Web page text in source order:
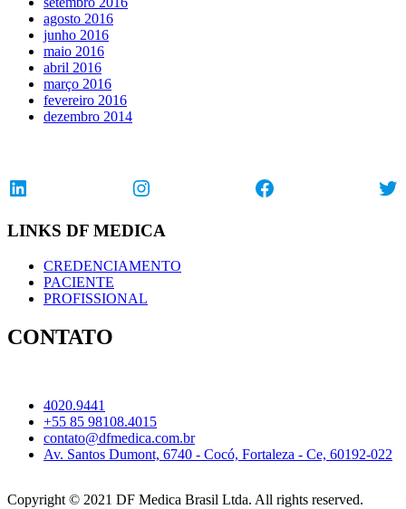
agosto 2016
junho 2016
maio 2016
abril 2016
março 2016
fevereiro 2016
dezembro 2014
LinkedIn Instagram Facebook
LINKS DF MEDICA
CREDENCIAMENTO
PACIENTE
PROFISSIONAL
CONTATO
4020.9441
+55 85 98108.4015
contato@dfmedica.com.br
Av. Santos Dumont, 6740 - Cocó, Fortaleza - Ce, 60192-022
Copyright © 2021 DF Medica Brasil Ltda. All rights reserved.